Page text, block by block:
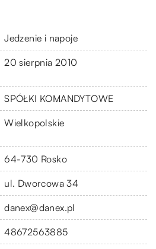
Jedzenie i napoje
20 sierpnia 2010
SPÓŁKI KOMANDYTOWE
Wielkopolskie
64-730 Rosko
ul. Dworcowa 34
danex@danex.pl
48672563885